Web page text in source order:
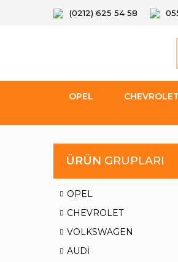
(0212) 625 54 58
OPEL CHEVROLET
ÜRÜN GRUPLARI
OPEL
CHEVROLET
VOLKSWAGEN
AUDİ